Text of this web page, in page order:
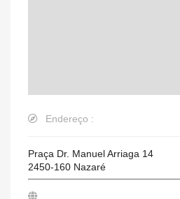
Endereço :
Praça Dr. Manuel Arriaga 14
2450-160 Nazaré